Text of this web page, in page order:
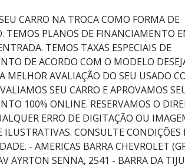
CARRO NA TROCA COMO FORMA DE
TEMOS PLANOS DE FINANCIAMENTO
TEMOS TAXAS ESPECIAIS DE
DE ACORDO COM O MODELO
MELHOR AVALIAÇÃO DO SEU USADO
SEU CARRO E APROVAMOS
100% ONLINE. RESERVAMOS O
ERRO DE DIGITAÇÃO OU
ILUSTRATIVAS. CONSULTE CONDIÇÕES
- AMERICAS BARRA CHEVROLET
AYRTON SENNA, 2541 - BARRA DA